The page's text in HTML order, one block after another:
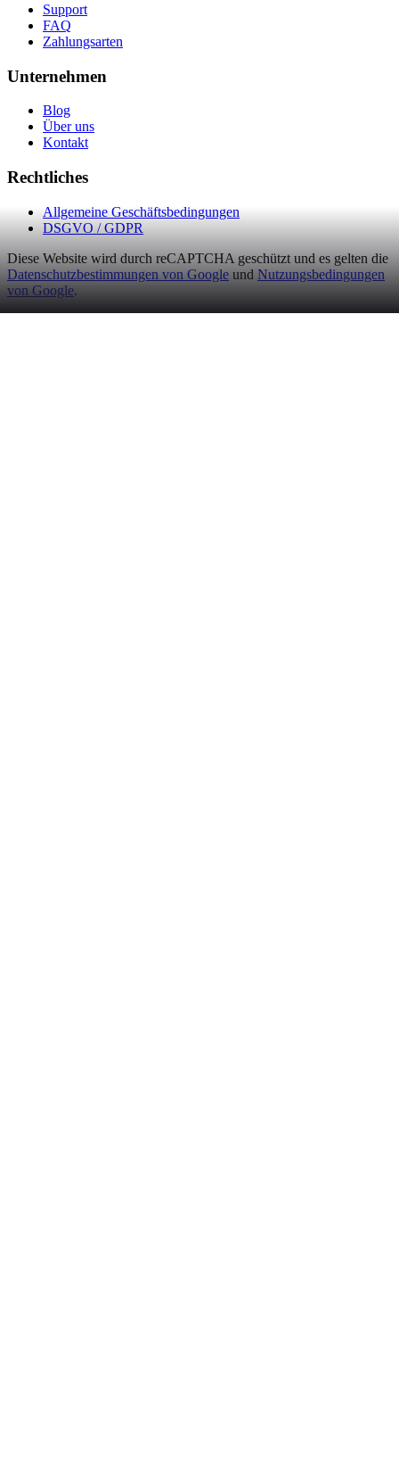
Support
FAQ
Zahlungsarten
Unternehmen
Blog
Über uns
Kontakt
Rechtliches
Allgemeine Geschäftsbedingungen
DSGVO / GDPR
Diese Website wird durch reCAPTCHA geschützt und es gelten die
Datenschutzbestimmungen von Google und Nutzungsbedingungen
von Google.